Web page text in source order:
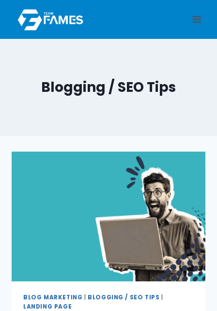
content
Blogging / SEO Tips
BLOG MARKETING BLOGGING / SEO TIPS
LANDING PAGE